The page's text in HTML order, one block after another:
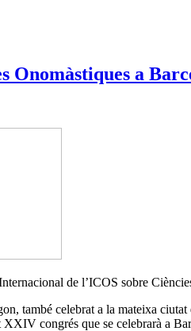
Onomàstiques a
de l’ICOS sobre
també celebrat a la mateixa
congrés que se celebrarà a